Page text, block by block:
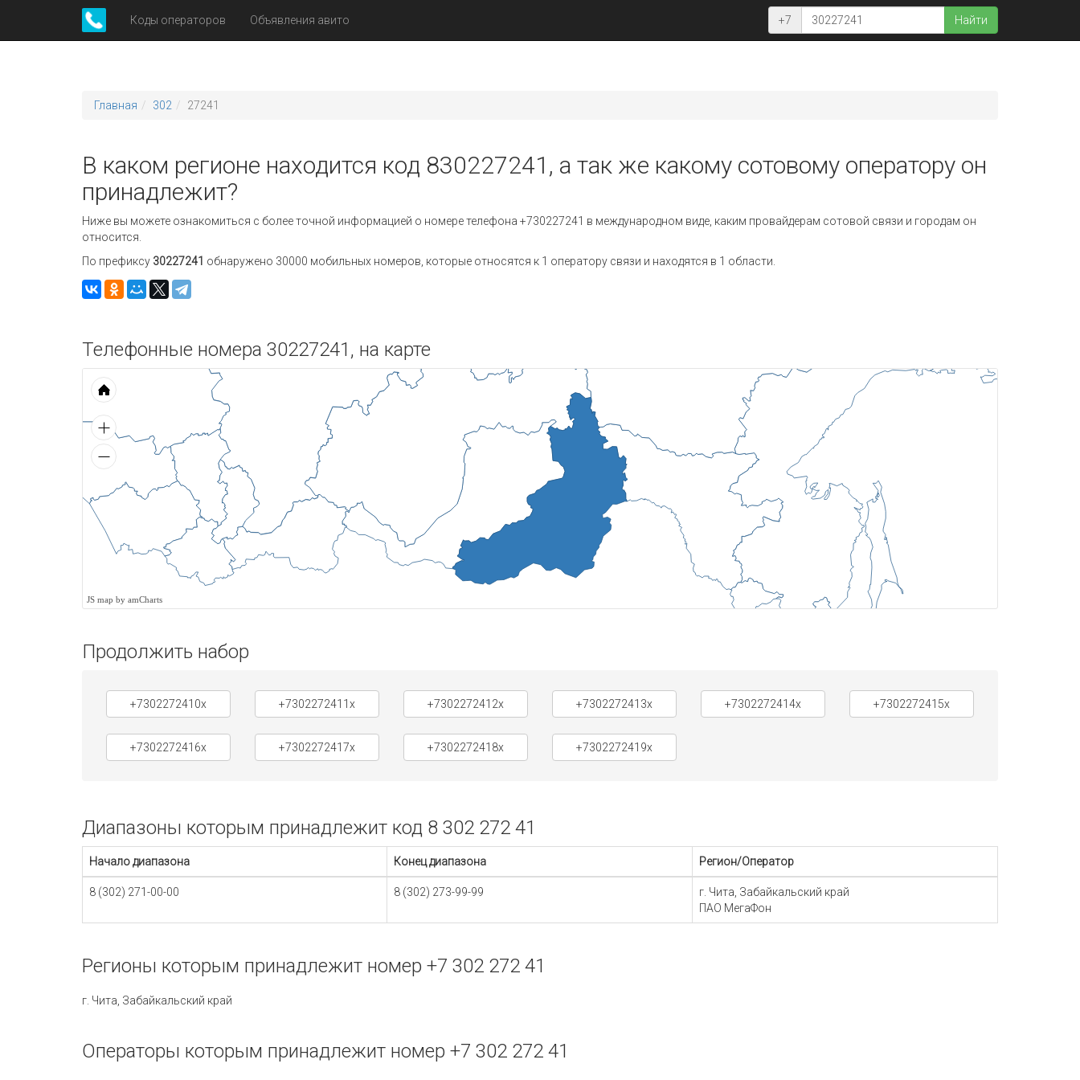
Коды операторов Объявления авито +7 Найти
Главная 302 27241
В каком регионе находится код 830227241, а так же какому сотовому оператору он
принадлежит?
Ниже вы можете ознакомиться с более точной информацией о номере телефона +730227241 в международном виде, каким провайдерам сотовой связи и городам он
относится.
По префиксу 30227241 обнаружено 30000 мобильных номеров, которые относятся к 1 оператору связи и находятся в 1 области.
Телефонные номера 30227241, на карте
JS map by amCharts
Продолжить набор
+7302272410x +7302272411x +7302272412x +7302272413x +7302272414x +7302272415x
+7302272416x +7302272417x +7302272418x +7302272419x
Диапазоны которым принадлежит код 8 302 272 41
Начало диапазона Конец диапазона Регион/Оператор
8 (302) 271-00-00 8 (302) 273-99-99
г. Чита, Забайкальский край
ПАО МегаФон
Регионы которым принадлежит номер +7 302 272 41
г. Чита, Забайкальский край
Операторы которым принадлежит номер +7 302 272 41